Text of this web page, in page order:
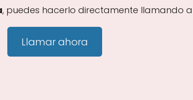
, puedes hacerlo directamente llamando
Llamar ahora